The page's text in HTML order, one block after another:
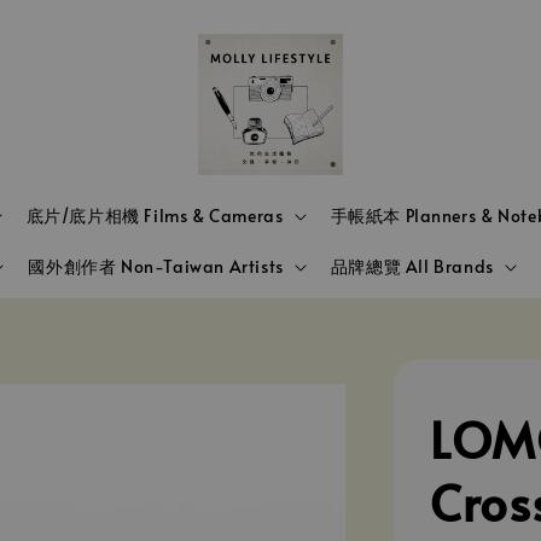
底片/底片相機 Films & Cameras 手帳紙本 Planners &
國外創作者 Non-Taiwan Artists 品牌總覽 All Brands